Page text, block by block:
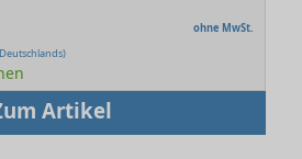
ohne MwSt.
Artikel